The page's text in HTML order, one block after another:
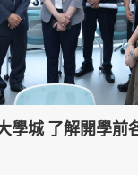
學城 了解開學前